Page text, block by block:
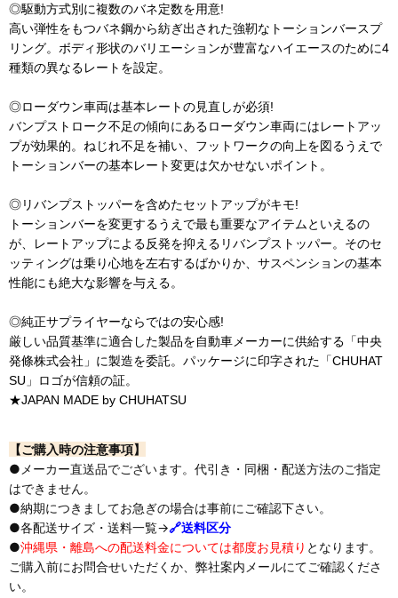
◎駆動方式別に複数のバネ定数を用意!
高い弾性をもつバネ鋼から紡ぎ出された強靭なトーションバースプ
リング。ボディ形状のバリエーションが豊富なハイエースのために4
種類の異なるレートを設定。
◎ローダウン車両は基本レートの見直しが必須!
バンプストローク不足の傾向にあるローダウン車両にはレートアッ
プが効果的。ねじれ不足を補い、フットワークの向上を図るうえで
トーションバーの基本レート変更は欠かせないポイント。
◎リバンプストッパーを含めたセットアップがキモ!
トーションバーを変更するうえで最も重要なアイテムといえるの
が、レートアップによる反発を抑えるリバンプストッパー。そのセ
ッティングは乗り心地を左右するばかりか、サスペンションの基本
性能にも絶大な影響を与える。
◎純正サプライヤーならではの安心感!
厳しい品質基準に適合した製品を自動車メーカーに供給する「中央
発條株式会社」に製造を委託。パッケージに印字された「CHUHAT
SU」ロゴが信頼の証。
★JAPAN MADE by CHUHATSU
【ご購入時の注意事項】
●メーカー直送品でございます。代引き・同梱・配送方法のご指定
はできません。
●納期につきましてお急ぎの場合は事前にご確認下さい。
●各配送サイズ・送料一覧→🔗送料区分
●沖縄県・離島への配送料金については都度お見積り となります。
ご購入前にお問合せいただくか、弊社案内メールにてご確認くださ
い。